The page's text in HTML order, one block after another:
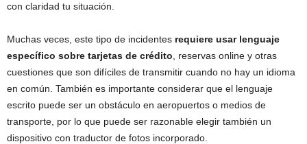
con claridad tu situación.
Muchas veces, este tipo de incidentes requiere usar lenguaje
específico sobre tarjetas de crédito , reservas online y otras
cuestiones que son difíciles de transmitir cuando no hay un idioma
en común. También es importante considerar que el lenguaje
escrito puede ser un obstáculo en aeropuertos o medios de
transporte, por lo que puede ser razonable elegir también un
dispositivo con traductor de fotos incorporado.